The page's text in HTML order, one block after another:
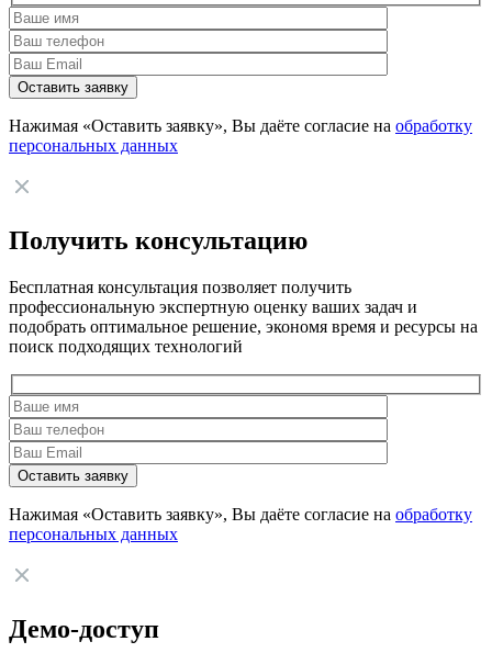
Нажимая «Оставить заявку», Вы даёте согласие на обработку
персональных данных
Получить консультацию
Бесплатная консультация позволяет получить
профессиональную экспертную оценку ваших задач и
подобрать оптимальное решение, экономя время и ресурсы на
поиск подходящих технологий
Нажимая «Оставить заявку», Вы даёте согласие на обработку
персональных данных
Демо-доступ